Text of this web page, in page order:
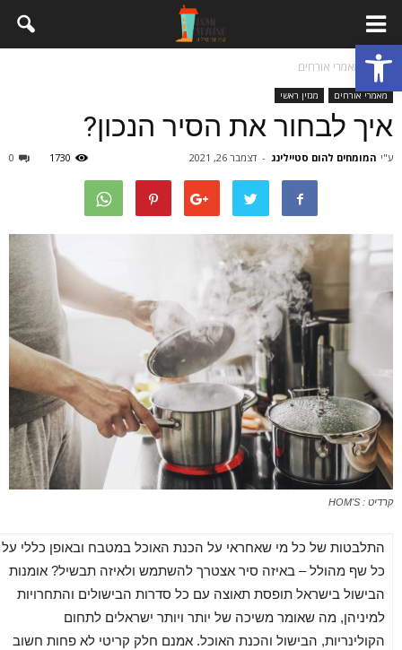
פתח סרגל נגישות
בית מאמרי אורחים
מאמרי אורחים מגזין ראשי
איך לבחור את הסיר הנכון?
ע"י המומחים להום סטיילינג - דצמבר 26, 2021 0 1730
קרדיט : HOM'S
התלבטות של כל מי שאחראי על הכנת האוכל במטבח ובאופן כללי על
כל שף מהולל – באיזה סיר אצטרך להשתמש ולאיזה תבשיל? אומנות
הבישול בישראל תופסת תאוצה עם כל סדרות הבישולים והתחרויות
למיניהן, מה שאומר משיכה של יותר ויותר ישראלים לתחום
הקולינריות, הבישול והכנת האוכל. אמנם חלק קריטי לא פחות חשוב